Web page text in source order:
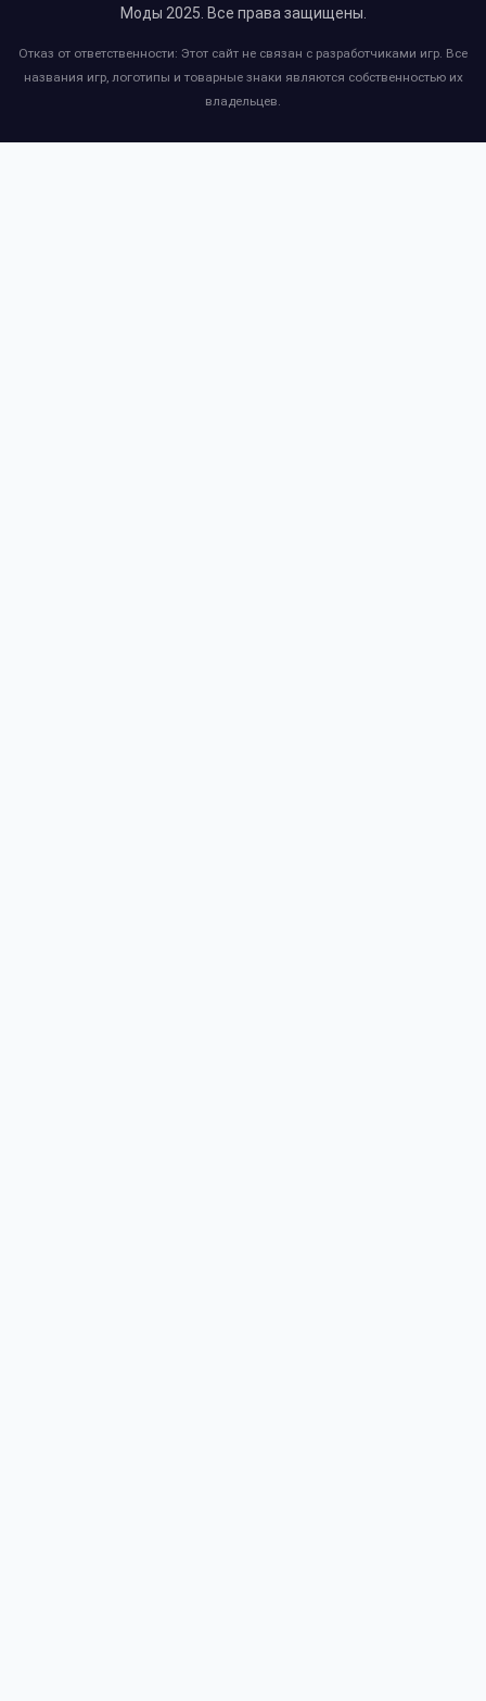
Моды 2025. Все права защищены.
Отказ от ответственности: Этот сайт не связан с разработчиками игр. Все
названия игр, логотипы и товарные знаки являются собственностью их
владельцев.